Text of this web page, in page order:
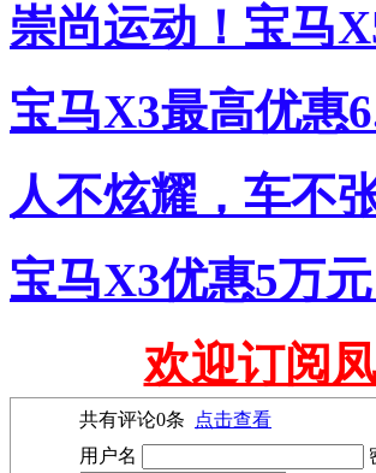
崇尚运动！宝马
宝马X3最高优惠
人不炫耀，车不
宝马X3优惠5万
欢迎订阅
共有评论0条
点击查看
用户名